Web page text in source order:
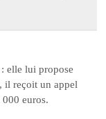
elle lui propose
il reçoit un appel
000 euros.